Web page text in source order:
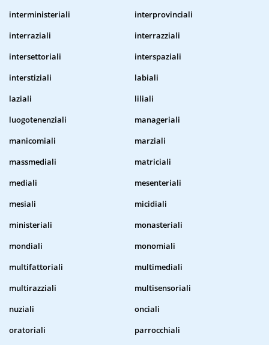
interministeriali
interprovinciali
interraziali
interrazziali
intersettoriali
interspaziali
interstiziali
labiali
laziali
liliali
luogotenenziali
manageriali
manicomiali
marziali
massmediali
matriciali
mediali
mesenteriali
mesiali
micidiali
ministeriali
monasteriali
mondiali
monomiali
multifattoriali
multimediali
multirazziali
multisensoriali
nuziali
onciali
oratoriali
parrocchiali